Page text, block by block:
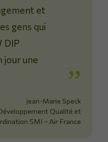
et
gens qui
DIP
jour une
Jean-Marie Speck
Qualité et
SMI – Air France